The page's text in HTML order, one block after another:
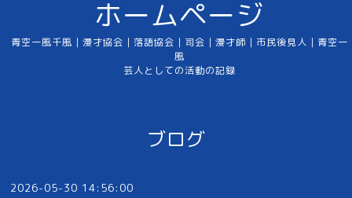
ホームページ
青空一風千風｜漫才協会｜落語協会｜司会｜漫才師｜市民後見人｜青空一
風
芸人としての活動の記録
ブログ
2026-05-30 14:56:00